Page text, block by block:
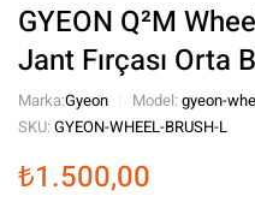
GYEON Q²M
Jant Fırçası Orta
Marka:Gyeon Model: gyeon-
SKU: GYEON-WHEEL-BRUSH-L
₺1.500,00